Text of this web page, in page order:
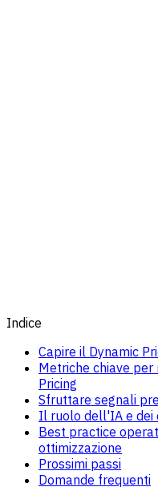
Indice
Capire il Dynamic
Metriche chiave per
Pricing
Sfruttare segnali
Il ruolo dell'IA e dei
Best practice
ottimizzazione
Prossimi passi
Domande frequenti